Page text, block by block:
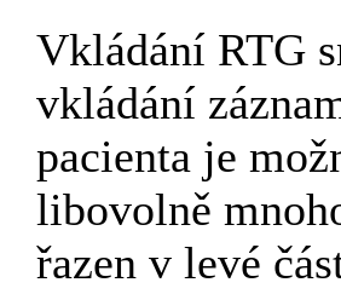
Vkládání RTG
vkládání
pacienta je
libovolně
řazen v levé